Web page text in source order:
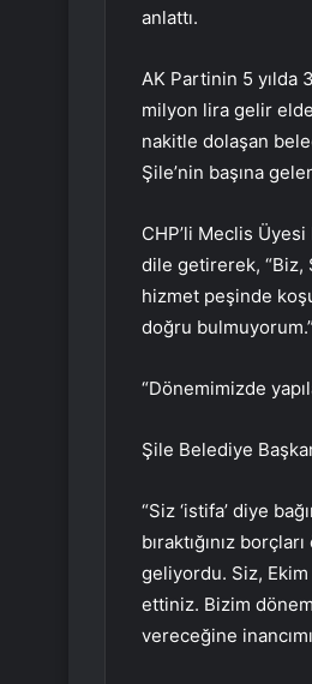
anlattı.
AK Partinin 5 yılda
milyon lira gelir
nakitle dolaşan
Şile’nin başına
CHP’li Meclis
dile getirerek, “Biz,
hizmet peşinde
doğru
“Dönemimizde
Şile Belediye
“Siz ‘istifa’ diye
bıraktığınız
geliyordu. Siz, Ekim
ettiniz. Bizim
vereceğine